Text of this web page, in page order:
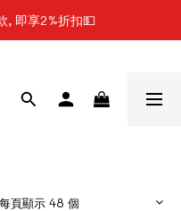
點免運費📦📦
, 即享2%折扣💵
每頁顯示 48 個